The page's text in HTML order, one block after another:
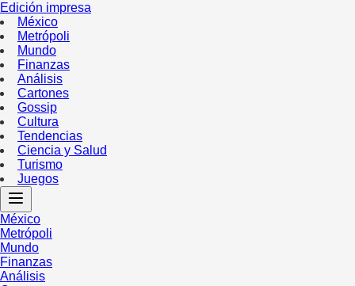
Edición impresa
México
Metrópoli
Mundo
Finanzas
Análisis
Cartones
Gossip
Cultura
Tendencias
Ciencia y Salud
Turismo
Juegos
México
Metrópoli
Mundo
Finanzas
Análisis